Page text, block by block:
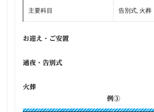
主要科目 告別式, 火葬
お迎え・ご安置
通夜・告別式
火葬
例③